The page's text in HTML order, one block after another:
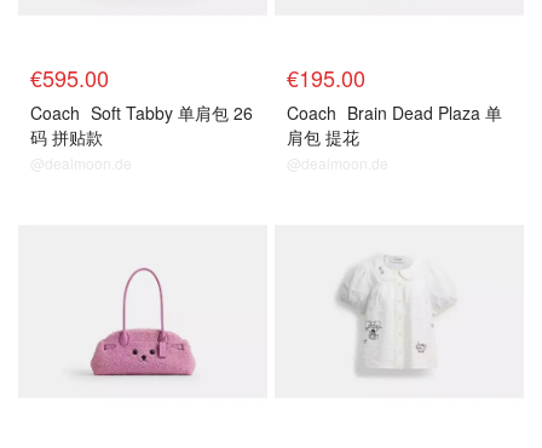
€595.00
Coach Soft Tabby 单肩包 26
码 拼贴款
@dealmoon.de
€195.00
Coach Brain Dead Plaza 单
肩包 提花
@dealmoon.de